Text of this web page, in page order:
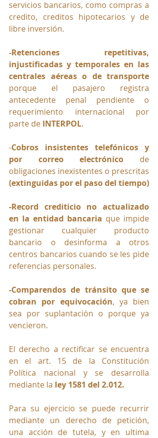
servicios bancarios, como compras a
credito, creditos hipotecarios y de
libre inversión.
-Retenciones repetitivas,
injustificadas y temporales en las
centrales aéreas o de transporte
porque el pasajero registra
antecedente penal pendiente o
requerimiento internacional por
parte de INTERPOL.
-Cobros insistentes telefónicos y
por correo electrónico de
obligaciones inexistentes o prescritas
(extinguidas por el paso del tiempo)
-Record crediticio no actualizado
en la entidad bancaria que impide
gestionar cualquier producto
bancario o desinforma a otros
centros bancarios cuando se les pide
referencias personales.
-Comparendos de tránsito que se
cobran por equivocación, ya bien
sea por suplantación o porque ya
vencieron.
El derecho a rectificar se encuentra
en el art. 15 de la Constitución
Política nacional y se desarrolla
mediante la ley 1581 del 2.012.
Para su ejercicio se puede recurrir
mediante un derecho de petición,
una acción de tutela, y en ultima